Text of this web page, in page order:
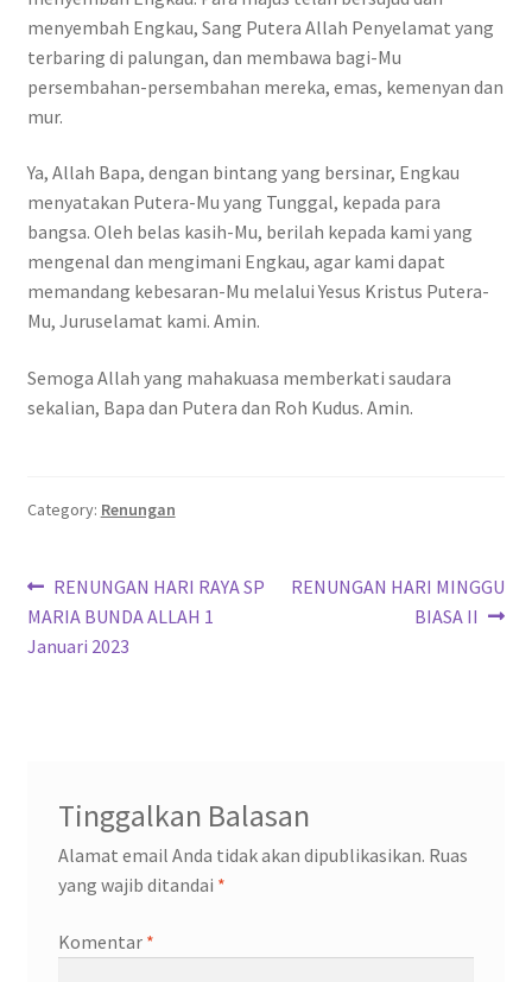
menyembah Engkau, Sang Putera Allah Penyelamat yang
terbaring di palungan, dan membawa bagi-Mu
persembahan-persembahan mereka, emas, kemenyan dan
mur.
Ya, Allah Bapa, dengan bintang yang bersinar, Engkau
menyatakan Putera-Mu yang Tunggal, kepada para
bangsa. Oleh belas kasih-Mu, berilah kepada kami yang
mengenal dan mengimani Engkau, agar kami dapat
memandang kebesaran-Mu melalui Yesus Kristus Putera-
Mu, Juruselamat kami. Amin.
Semoga Allah yang mahakuasa memberkati saudara
sekalian, Bapa dan Putera dan Roh Kudus. Amin.
Category: Renungan
Navigasi
pos
Previous
post:
RENUNGAN HARI RAYA SP
MARIA BUNDA ALLAH 1
Januari 2023
Next
RENUNGAN HARI MINGGU
BIASA II
Tinggalkan Balasan
Alamat email Anda tidak akan dipublikasikan. Ruas
yang wajib ditandai *
Komentar *